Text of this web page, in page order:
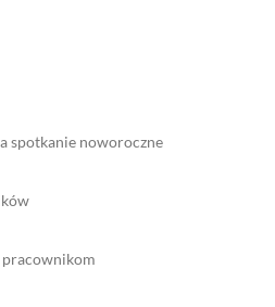
spotkanie noworoczne
pracownikom